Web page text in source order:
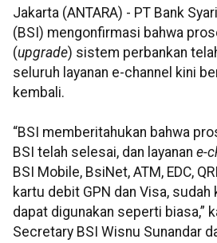
Jakarta (ANTARA) - PT Bank
(BSI) mengonfirmasi bahwa
(upgrade) sistem perbankan
seluruh layanan e-channel kini
kembali.
“BSI memberitahukan bahwa
BSI telah selesai, dan layanan e-
BSI Mobile, BsiNet, ATM, EDC,
kartu debit GPN dan Visa, sudah
dapat digunakan seperti biasa,”
Secretary BSI Wisnu Sunandar